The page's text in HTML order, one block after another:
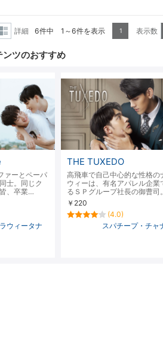
示
詳細 6件中 1～6件を表示 1 表示数
ンツのおすすめ
ァーとペーパ
士。同じク
、卒業…
ウィータナ
THE TUXEDO
高飛車で自己中心的な性格の
ウィーは、有名アパレル企業
るＳＰグループ社長の御曹司
￥220
(4.0)
スパチープ・チャ